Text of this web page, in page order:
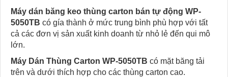
Máy dán băng keo thùng carton bán tự động WP-
5050TB có gía thành ở mức trung bình phù hợp với tất
cả các đơn vị sản xuất kinh doanh từ nhỏ lẻ đến qui mô
lớn.
Máy Dán Thùng Carton WP-5050TB có mặt băng tải
trên và dưới thích hợp cho các thùng carton cao.